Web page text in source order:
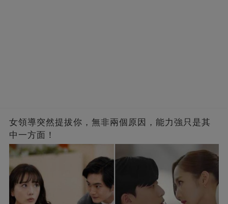
女領導突然提拔你，無非兩個原因，能力強只是其
中一方面！